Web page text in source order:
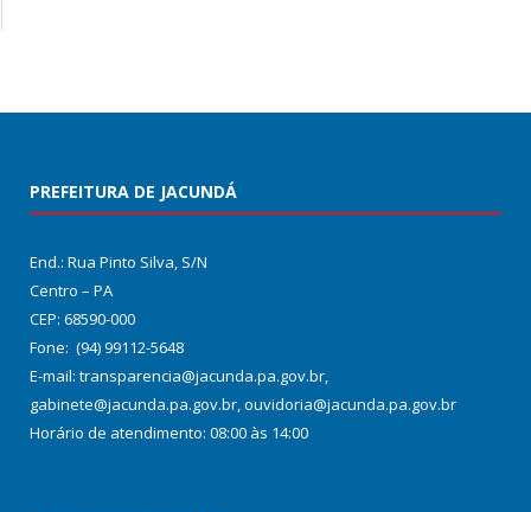
PREFEITURA DE JACUNDÁ
End.: Rua Pinto Silva, S/N
Centro – PA
CEP: 68590-000
Fone: (94) 99112-5648
E-mail: transparencia@jacunda.pa.gov.br,
gabinete@jacunda.pa.gov.br, ouvidoria@jacunda.pa.gov.br
Horário de atendimento: 08:00 às 14:00